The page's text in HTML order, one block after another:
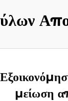
μείωση